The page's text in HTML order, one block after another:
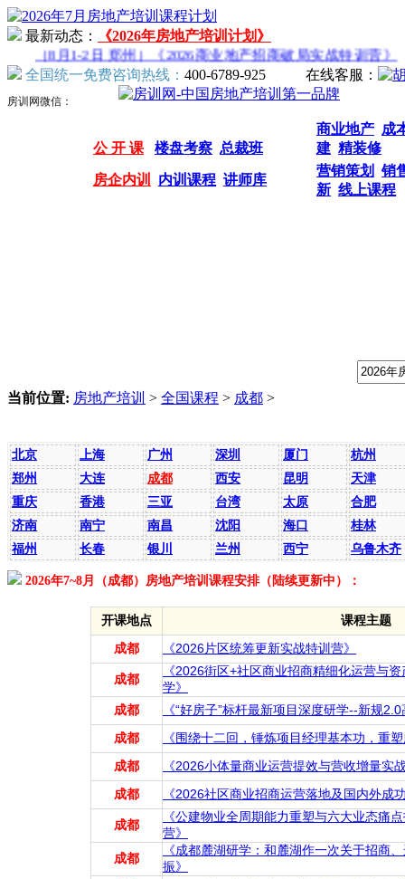
最新动态：
《2026年房地产培训计划》
（8月1-2日 郑州）《2026商业地产招商破局实战特训营》
（
全国统一免费咨询热线： 400-6789-925 在线客服：
房训网微信：
公 开 课 楼盘考察 总裁班
商业地产 成
建 精装修
房企内训 内训课程 讲师库
营销策划
销
新 线上课程
当前位置: 房地产培训 > 全国课程 > 成都 >
北京 上海 广州 深圳 厦门
杭州
郑州
大连 成都 西安 昆明
天津
重庆
香港 三亚 台湾 太原
合肥
济南
南宁 南昌 沈阳 海口
桂林
福州
长春 银川 兰州 西宁 乌鲁木齐
2026年7~8月（成都）房地产培训课程安排（陆续更新中）：
开课地点 课程主题
成都 《2026片区统筹更新实战特训营》
成都
《2026街区+社区商业招商精细化运营与
学》
成都
《“好房子”标杆最新项目深度研学--新规
成都
《围绕十二回，锤炼项目经理基本功，重
成都
《2026小体量商业运营提效与营收增量实
成都
《2026社区商业招商运营落地及国内外成
成都
《公建物业全周期能力重塑与六大业态痛
营》
成都
《成都麓湖研学：和麓湖作一次关于招商
振》